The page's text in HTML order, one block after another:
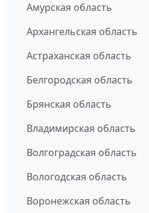
Амурская область
Архангельская область
Астраханская область
Белгородская область
Брянская область
Владимирская область
Волгоградская область
Вологодская область
Воронежская область